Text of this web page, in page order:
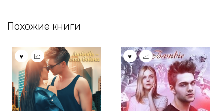
Похожие книги